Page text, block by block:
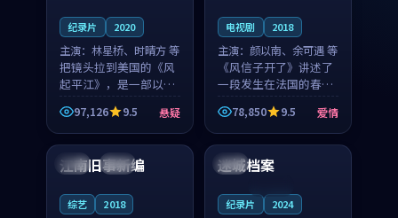
纪录片 2020
主演： 林星桥、时晴方 等
把镜头拉到美国的《风
起平江》，是一部以时
光记忆为底色的悬疑作
品。林星桥和时晴方贡
献了2020年颇受关注的
合作演出，影片在情感
层次与现实质感之间
97,126 9.5 悬疑
电视剧 2018
主演： 颜以南、余可遇 等
《风信子开了》讲述了
一段发生在法国的春日
漫步故事。颜以南饰演
的主角与余可遇的角色
因一场意外卷入更深的
纠葛，爱情元素贯穿始
终，节奏稳健而富有张
78,850 9.5 爱情
日本 院线
江南旧事新编
综艺 2018
中国
迷城档案
纪录片 2024